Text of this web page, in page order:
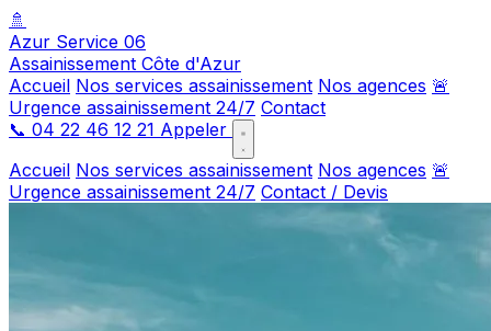
🚿
Azur Service 06
Assainissement Côte d'Azur
Accueil Nos services assainissement Nos agences 🚨
Urgence assainissement 24/7 Contact
📞 04 22 46 12 21 Appeler
Accueil Nos services assainissement Nos agences 🚨
Urgence assainissement 24/7 Contact / Devis